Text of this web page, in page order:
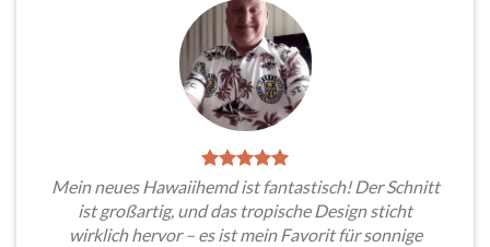
Mein neues Hawaiihemd ist fantastisch! Der Schnitt
ist großartig, und das tropische Design sticht
wirklich hervor – es ist mein Favorit für sonnige